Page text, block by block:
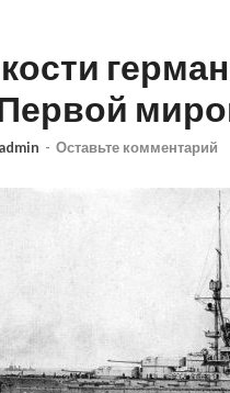
admin - Оставьте комментарий